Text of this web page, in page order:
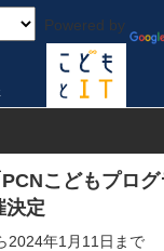
Powered by
・セミナー
こどもプロ
決定
2024年1月11日まで